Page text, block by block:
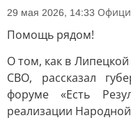
29 мая 2026, 14:33
Помощь рядом!
О том, как в
СВО, рассказал
форуме «Есть
реализации